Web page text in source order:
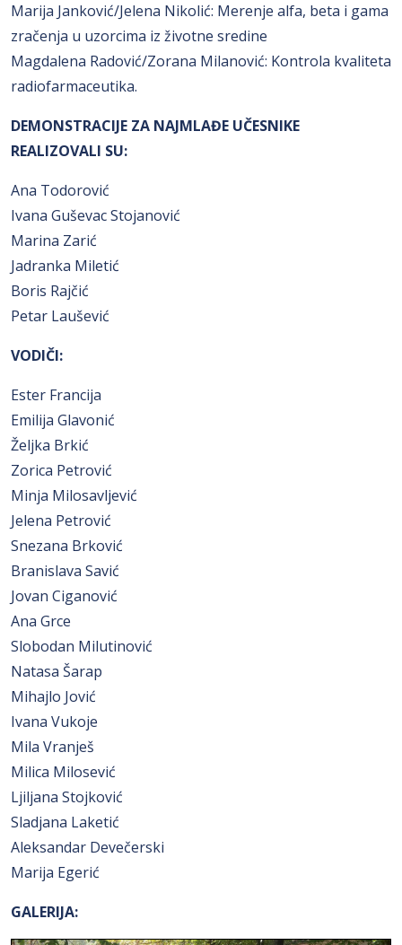
Marija Janković/Jelena Nikolić: Merenje alfa, beta i gama
zračenja u uzorcima iz životne sredine
Magdalena Radović/Zorana Milanović: Kontrola kvaliteta
radiofarmaceutika.
DEMONSTRACIJE ZA NAJMLAĐE UČESNIKE
REALIZOVALI SU:
Ana Todorović
Ivana Guševac Stojanović
Marina Zarić
Jadranka Miletić
Boris Rajčić
Petar Laušević
VODIČI:
Ester Francija
Emilija Glavonić
Željka Brkić
Zorica Petrović
Minja Milosavljević
Jelena Petrović
Snezana Brković
Branislava Savić
Jovan Ciganović
Ana Grce
Slobodan Milutinović
Natasa Šarap
Mihajlo Jović
Ivana Vukoje
Mila Vranješ
Milica Milosević
Ljiljana Stojković
Sladjana Laketić
Aleksandar Devečerski
Marija Egerić
GALERIJA: